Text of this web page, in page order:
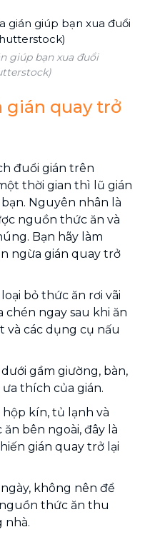
giúp bạn xua đuổi
gián quay trở
đuổi gián trên
thời gian thì lũ gián
Nguyên nhân là
nguồn thức ăn và
Bạn hãy làm
ngừa gián quay trở
bỏ thức ăn rơi vãi
chén ngay sau khi ăn
và các dụng cụ nấu
gầm giường, bàn,
thích của gián.
kín, tủ lạnh và
bên ngoài, đây là
gián quay trở lại
không nên để
thức ăn thu
nhà.